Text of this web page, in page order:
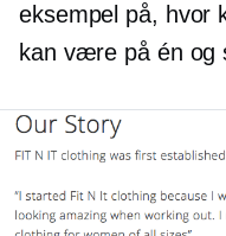
eksempel på, hvor
kan være på én og